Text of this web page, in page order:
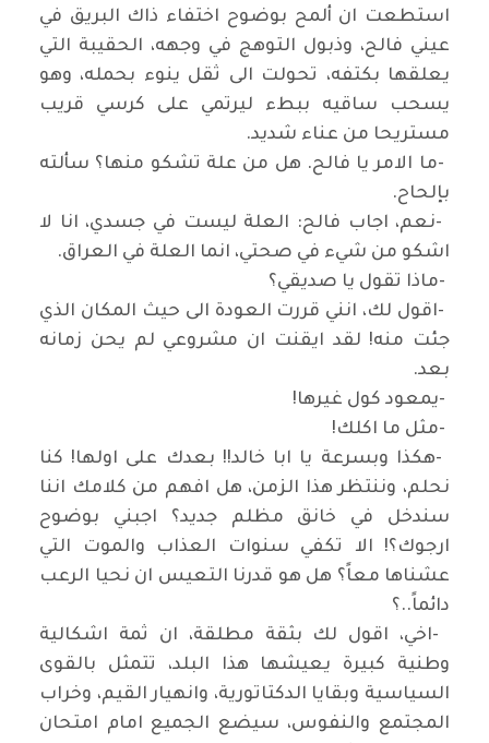
استطعت ان ألمح بوضوح اختفاء ذاك البريق في
عيني فالح، وذبول التوهج في وجهه، الحقيبة التي
يعلقها بكتفه، تحولت الى ثقل ينوء بحمله، وهو
يسحب ساقيه ببطء ليرتمي على كرسي قريب
مستريحا من عناء شديد.
-ما الامر يا فالح. هل من علة تشكو منها؟ سألته
بإلحاح.
-نعم، اجاب فالح: العلة ليست في جسدي، انا لا
اشكو من شيء في صحتي، انما العلة في العراق.
-ماذا تقول يا صديقي؟
-اقول لك، انني قررت العودة الى حيث المكان الذي
جئت منه! لقد ايقنت ان مشروعي لم يحن زمانه
بعد.
-يمعود كول غيرها!
-مثل ما اكلك!
-هكذا وبسرعة يا ابا خالد!! بعدك على اولها! كنا
نحلم، وننتظر هذا الزمن، هل افهم من كلامك اننا
سندخل في خانق مظلم جديد؟ اجبني بوضوح
ارجوك؟! الا تكفي سنوات العذاب والموت التي
عشناها معاً؟ هل هو قدرنا التعيس ان نحيا الرعب
دائماً..؟
-اخي، اقول لك بثقة مطلقة، ان ثمة اشكالية
وطنية كبيرة يعيشها هذا البلد، تتمثل بالقوى
السياسية وبقايا الدكتاتورية، وانهيار القيم، وخراب
المجتمع والنفوس، سيضع الجميع امام امتحان